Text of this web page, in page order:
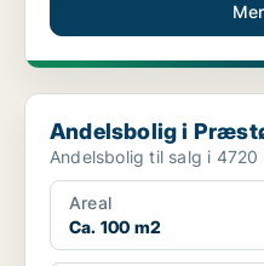
Andelsbolig i Præstø
Andelsbolig i
Andelsbolig til salg i
Areal
Ca. 100 m2